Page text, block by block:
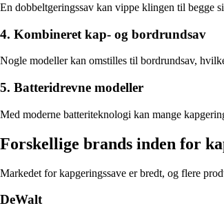
En dobbeltgeringssav kan vippe klingen til begge
4. Kombineret kap- og bordrundsav
Nogle modeller kan omstilles til bordrundsav,
5. Batteridrevne modeller
Med moderne batteriteknologi kan mange
Forskellige brands inden for
Markedet for kapgeringssave er bredt, og flere
DeWalt